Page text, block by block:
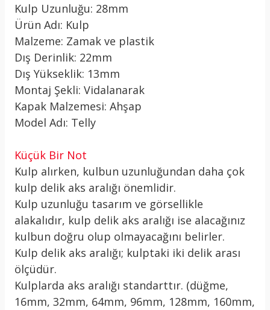
Kulp Uzunluğu: 28mm
Ürün Adı: Kulp
Malzeme: Zamak ve plastik
Dış Derinlik: 22mm
Dış Yükseklik: 13mm
Montaj Şekli: Vidalanarak
Kapak Malzemesi: Ahşap
Model Adı: Telly
Küçük Bir Not
Kulp alırken, kulbun uzunluğundan daha çok
kulp delik aks aralığı önemlidir.
Kulp uzunluğu tasarım ve görsellikle
alakalıdır, kulp delik aks aralığı ise alacağınız
kulbun doğru olup olmayacağını belirler.
Kulp delik aks aralığı; kulptaki iki delik arası
ölçüdür.
Kulplarda aks aralığı standarttır. (düğme,
16mm, 32mm, 64mm, 96mm, 128mm, 160mm,